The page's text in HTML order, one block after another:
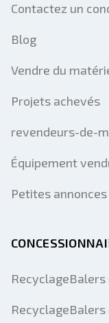
Contactez un
Blog
Vendre du
Projets achevés
revendeurs-de-
Équipement
Petites
RecyclageBalers
RecyclageBalers